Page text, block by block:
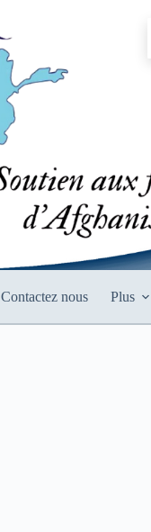
Contactez nous Plus